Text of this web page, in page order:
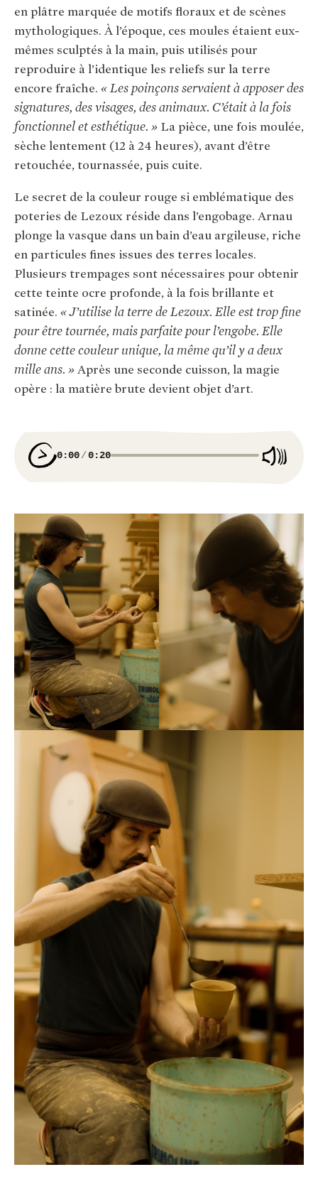
en plâtre marquée de motifs floraux et de scènes
mythologiques. À l’époque, ces moules étaient eux-
mêmes sculptés à la main, puis utilisés pour
reproduire à l’identique les reliefs sur la terre
encore fraîche. « Les poinçons servaient à apposer des
signatures, des visages, des animaux. C’était à la fois
fonctionnel et esthétique. » La pièce, une fois moulée,
sèche lentement (12 à 24 heures), avant d’être
retouchée, tournassée, puis cuite.
Le secret de la couleur rouge si emblématique des
poteries de Lezoux réside dans l’engobage. Arnau
plonge la vasque dans un bain d’eau argileuse, riche
en particules fines issues des terres locales.
Plusieurs trempages sont nécessaires pour obtenir
cette teinte ocre profonde, à la fois brillante et
satinée. « J’utilise la terre de Lezoux. Elle est trop fine
pour être tournée, mais parfaite pour l’engobe. Elle
donne cette couleur unique, la même qu’il y a deux
mille ans. » Après une seconde cuisson, la magie
opère : la matière brute devient objet d’art.
0:00 0:20